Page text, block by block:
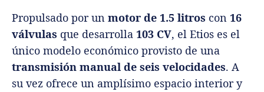
Propulsado por un motor de 1.5 litros con 16
válvulas que desarrolla 103 CV, el Etios es el
único modelo económico provisto de una
transmisión manual de seis velocidades. A
su vez ofrece un amplísimo espacio interior y